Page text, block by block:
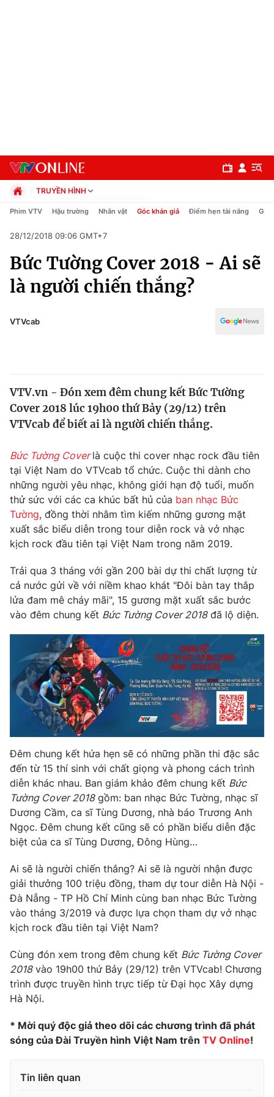
Chuyên mục
Chính trị
Thế giới
Thế giới đó đây
Câu chuyện quốc tế
Kinh tế
Tài chính
Thị trường
Góc doanh nghiệp
Dữ liệu và đời sống
Truyền hình
Phim VTV
Hậu trường
Nhân vật
Giải sao mai
Điện ảnh
Âm nhạc
Sao
Đời sống
Du lịch
Làm đẹp
Chất lượng cuộc sống
Giáo dục
Tuyển sinh
Học trực tuyến
Công nghệ
Hitech Công nghệ tương lai
Sản phẩm
Tư vấn
Giao lưu trực tuyến
Lịch phát sóng
Chuyên mục khác
Emagazine Podcast
Photo Infographic
Video Shorts video
VTV Money VTV Thể thao
VTV Sức khoẻ Bất động sản
Thị trường 24h Tấm lòng Việt
VTV4 Vươn mình bằng AI
TRUYỀN HÌNH
Chính trị
Pháp luật
Kinh tế
Thể thao
Truyền hình
Phim VTV Hậu trường Nhân vật Góc khán giả Điểm hẹn tài năng Giải
28/12/2018 09:06 GMT+7
Bức Tường Cover 2018 - Ai sẽ
là người chiến thắng?
VTVcab
VTV.vn - Đón xem đêm chung kết Bức Tường
Cover 2018 lúc 19h00 thứ Bảy (29/12) trên
VTVcab để biết ai là người chiến thắng.
Bức Tường Cover là cuộc thi cover nhạc rock đầu tiên
tại Việt Nam do VTVcab tổ chức. Cuộc thi dành cho
những người yêu nhạc, không giới hạn độ tuổi, muốn
thử sức với các ca khúc bất hủ của ban nhạc Bức
Tường, đồng thời nhằm tìm kiếm những gương mặt
xuất sắc biểu diễn trong tour diễn rock và vở nhạc
kịch rock đầu tiên tại Việt Nam trong năm 2019.
Trải qua 3 tháng với gần 200 bài dự thi chất lượng từ
cả nước gửi về với niềm khao khát "Đôi bàn tay thắp
lửa đam mê cháy mãi", 15 gương mặt xuất sắc bước
vào đêm chung kết Bức Tường Cover 2018đã lộ diện.
Đêm chung kết hứa hẹn sẽ có những phần thi đặc sắc
đến từ 15 thí sinh với chất giọng và phong cách trình
diễn khác nhau. Ban giám khảo đêm chung kết Bức
Tường Cover 2018gồm: ban nhạc Bức Tường, nhạc sĩ
Dương Cầm, ca sĩ Tùng Dương, nhà báo Trương Anh
Ngọc. Đêm chung kết cũng sẽ có phần biểu diễn đặc
biệt của ca sĩ Tùng Dương, Đông Hùng…
Ai sẽ là người chiến thắng? Ai sẽ là người nhận được
giải thưởng 100 triệu đồng, tham dự tour diễn Hà Nội -
Đà Nẵng - TP Hồ Chí Minh cùng ban nhạc Bức Tường
vào tháng 3/2019 và được lựa chọn tham dự vở nhạc
kịch rock đầu tiên tại Việt Nam?
Cùng đón xem trong đêm chung kết Bức Tường Cover
2018vào 19h00 thứ Bảy (29/12) trên VTVcab! Chương
trình được truyền hình trực tiếp từ Đại học Xây dựng
Hà Nội.
* Mời quý độc giả theo dõi các chương trình đã phát
sóng của Đài Truyền hình Việt Nam trên TV Online!
Tin liên quan